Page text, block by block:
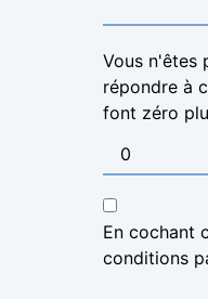
Vous n'êtes
répondre à
font zéro
En cochant
conditions